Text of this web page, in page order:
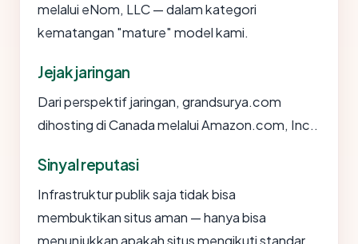
melalui eNom, LLC — dalam kategori
kematangan "mature" model kami.
Jejak jaringan
Dari perspektif jaringan, grandsurya.com
dihosting di Canada melalui Amazon.com, Inc..
Sinyal reputasi
Infrastruktur publik saja tidak bisa
membuktikan situs aman — hanya bisa